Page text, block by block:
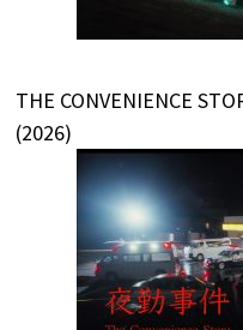
THE CONVENIENCE
(2026)